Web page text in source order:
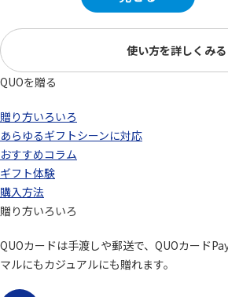
使い方を詳しくみる
QUOを贈る
贈り方いろいろ
あらゆるギフトシーンに対応
おすすめコラム
ギフト体験
購入方法
贈り方いろいろ
QUOカードは手渡しや郵送で、QUOカード
マルにもカジュアルにも贈れます。